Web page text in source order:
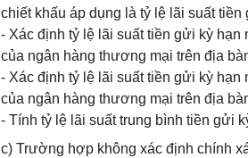
chiết khấu áp dụng là tỷ lệ lãi suất
- Xác định tỷ lệ lãi suất tiền gửi kỳ
của ngân hàng thương mại trên địa
- Xác định tỷ lệ lãi suất tiền gửi kỳ
của ngân hàng thương mại trên địa
- Tính tỷ lệ lãi suất trung bình tiền gửi
c) Trường hợp không xác định chính